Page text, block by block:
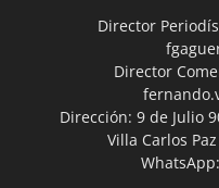
Director
Director
Dirección: 9 de Julio
Villa Carlos